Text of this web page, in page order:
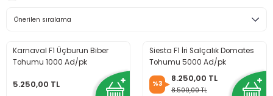
Karnaval F1 Üçburun Biber
Tohumu 1000 Ad/pk
5.250,00 TL
Siesta F1 İri Salçalık Domates
Tohumu 5000 Ad/pk
%3
8.250,00 TL
8.500,00 TL